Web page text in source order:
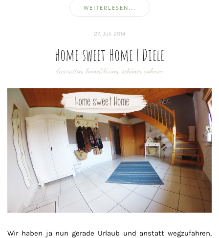
WEITERLESEN...
27. Juli 2014
Home sweet Home | Diele
decoration, home&living, schöner wohnen
Wir haben ja nun gerade Urlaub und anstatt wegzufahren,